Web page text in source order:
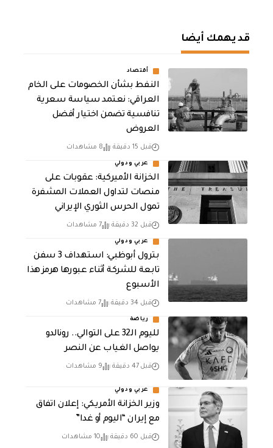
قد يهمك أيضا
أقتصاد
النفط بشأن الخصومات على الخام
العراقي: نعتمد سياسة سعرية
تنافسية تضمن اختيار أفضل
العروض
قبل 15 دقيقة 8 مشاهدات
عربي ودولي
الخزانة الأميركية: عقوبات على
منصات لتداول العملات المشفرة
تمول الحرس الثوري الإيراني
قبل 32 دقيقة 7 مشاهدات
عربي ودولي
بترول أبوظبي: استهداف 3 سفن
تابعة للشركة أثناء عبورها هرمز هذا
الأسبوع
قبل 34 دقيقة 7 مشاهدات
رياضة
لليوم الـ32 على التوالي.. رونالدو
يواصل الغياب عن النصر
قبل 47 دقيقة 9 مشاهدات
عربي ودولي
وزير الخزانة الأمريكي: إعلان اتفاق
مع إيران “اليوم أو غدا”
قبل 60 دقيقة 10 مشاهدات